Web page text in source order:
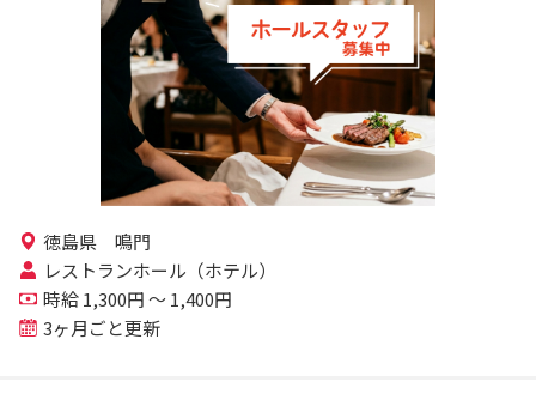
徳島県 鳴門
レストランホール（ホテル）
時給 1,300円 ～ 1,400円
3ヶ月ごと更新